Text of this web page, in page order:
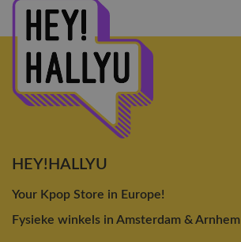
HEY!HALLYU
Your Kpop Store in Europe!
Fysieke winkels in Amsterdam & Arnhem